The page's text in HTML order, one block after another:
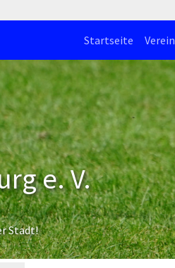
Startseite Verein
e. V.
Stadt!